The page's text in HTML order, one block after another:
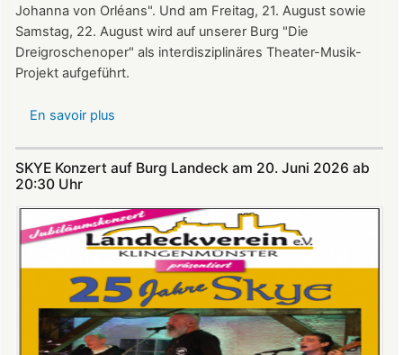
Johanna von Orléans". Und am Freitag, 21. August sowie
Samstag, 22. August wird auf unserer Burg "Die
Dreigroschenoper" als interdisziplinäres Theater-Musik-
Projekt aufgeführt.
En savoir plus
Theatersommer
Burg
Landeck
SKYE Konzert auf Burg Landeck am 20. Juni 2026 ab
20:30 Uhr​​​​​​​​​​​​​​